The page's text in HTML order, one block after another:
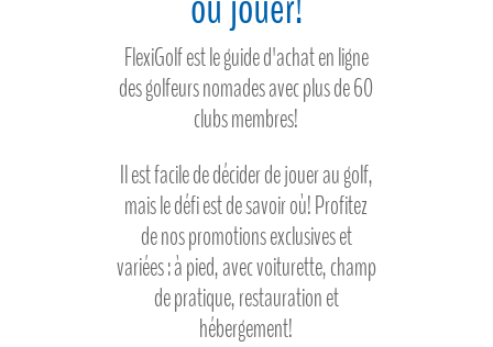
FlexiGolf est le guide d'achat en ligne
des golfeurs nomades avec plus de 60
clubs membres!
Il est facile de décider de jouer au golf,
mais le défi est de savoir où! Profitez
de nos promotions exclusives et
variées : à pied, avec voiturette, champ
de pratique, restauration et
hébergement!